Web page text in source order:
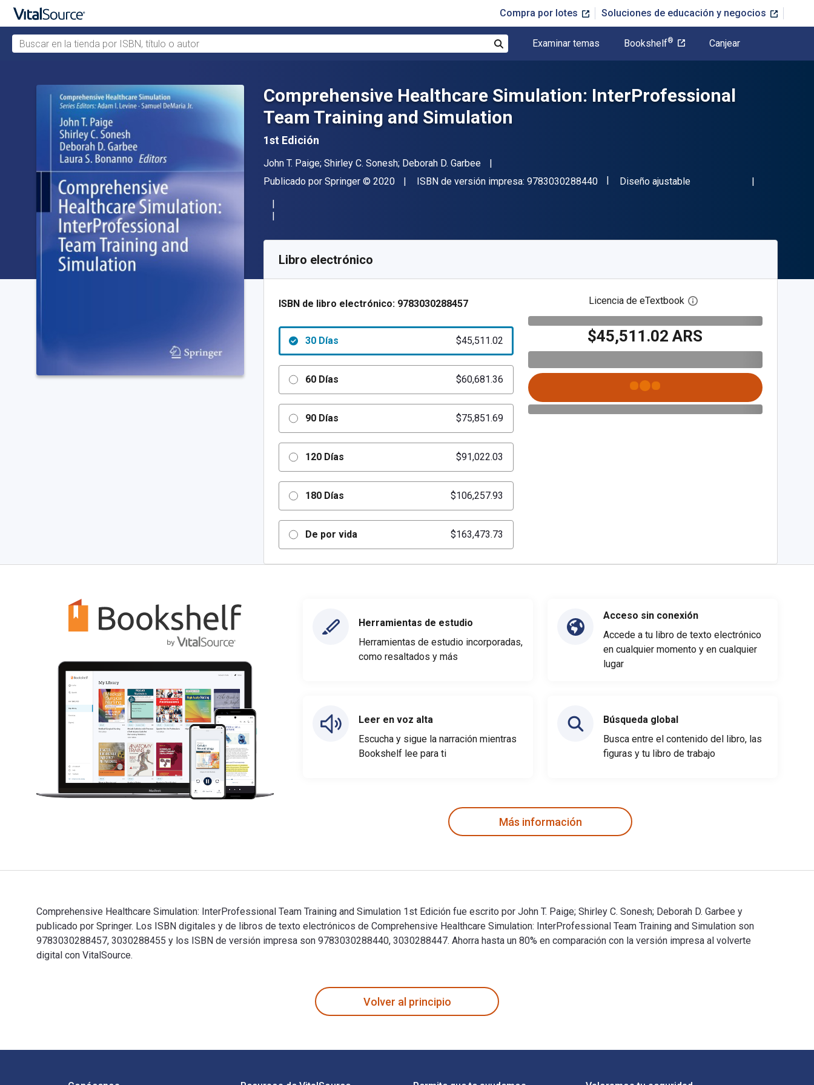
Compra por lotes Soluciones de educación y negocios
Buscar en la tienda por ISBN, título o autor
Examinar temas Bookshelf® Canjear
Comprehensive Healthcare Simulation: InterProfessional
Team Training and Simulation
1st Edición
Autor(es)
John T. Paige; Shirley C. Sonesh; Deborah D. Garbee
Editor
Publicado por Springer Copyright
© 2020 ISBN de versión impresa: 9783030288440"ISBN-13 9783030288440"
Formato
Diseño ajustable
SKU:
Libro electrónico
ISBN de libro electrónico: 9783030288457
30 Días $45,511.02
60 Días $60,681.36
90 Días $75,851.69
120 Días $91,022.03
180 Días $106,257.93
De por vida $163,473.73
Licencia de eTextbook Abre el cuadro de diálogo
$45,511.02 ARS
Herramientas de estudio
Herramientas de estudio incorporadas,
como resaltados y más
Leer en voz alta
Escucha y sigue la narración mientras
Bookshelf lee para ti
Acceso sin conexión
Accede a tu libro de texto electrónico
en cualquier momento y en cualquier
lugar
Búsqueda global
Busca entre el contenido del libro, las
figuras y tu libro de trabajo
Más información
Comprehensive Healthcare Simulation: InterProfessional Team Training and Simulation 1st Edición fue escrito por John T. Paige; Shirley C. Sonesh; Deborah D. Garbee y
publicado por Springer. Los ISBN digitales y de libros de texto electrónicos de Comprehensive Healthcare Simulation: InterProfessional Team Training and Simulation son
9783030288457, 3030288455 y los ISBN de versión impresa son 9783030288440, 3030288447. Ahorra hasta un 80% en comparación con la versión impresa al volverte
digital con VitalSource.
Volver al principio